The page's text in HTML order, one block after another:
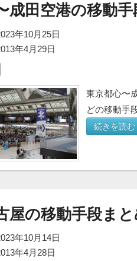
成田空港の移動手
年10月25日
年4月29日
東京都心〜
どの移動手
続きを読む
屋の移動手段まと
年10月14日
年4月28日